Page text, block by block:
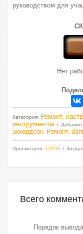
руководством для
Нет
Категория: Ремонт,
инструментов
Добавил:
аккордеон Ремонт
Просмотров: 12759
Всего
Порядок